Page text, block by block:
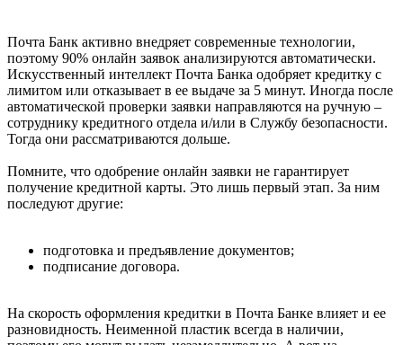
Почта Банк активно внедряет современные технологии,
поэтому 90% онлайн заявок анализируются автоматически.
Искусственный интеллект Почта Банка одобряет кредитку с
лимитом или отказывает в ее выдаче за 5 минут. Иногда после
автоматической проверки заявки направляются на ручную –
сотруднику кредитного отдела и/или в Службу безопасности.
Тогда они рассматриваются дольше.
Помните, что одобрение онлайн заявки не гарантирует
получение кредитной карты. Это лишь первый этап. За ним
последуют другие:
подготовка и предъявление документов;
подписание договора.
На скорость оформления кредитки в Почта Банке влияет и ее
разновидность. Неименной пластик всегда в наличии,